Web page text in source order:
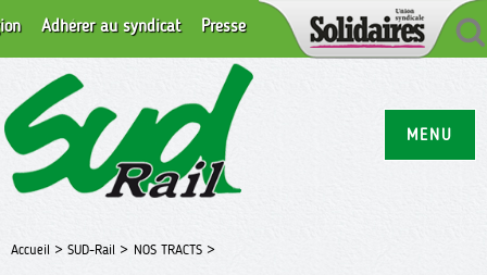
MENU
Adhérer au syndicat Presse
Accueil > SUD-Rail > NOS TRACTS >